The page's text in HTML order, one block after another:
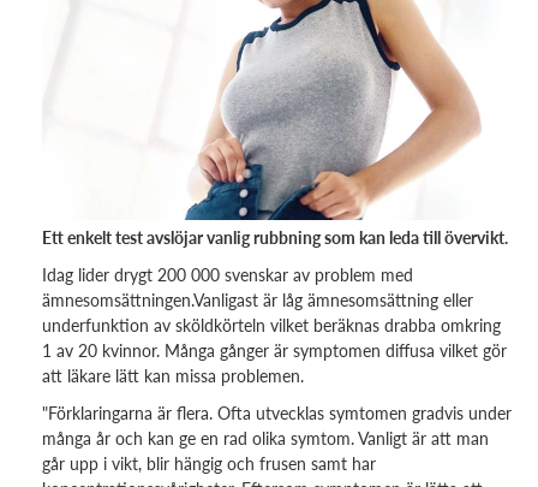
Ett enkelt test avslöjar vanlig rubbning som kan leda till övervikt.
Idag lider drygt 200 000 svenskar av problem med
ämnesomsättningen.Vanligast är låg ämnesomsättning eller
underfunktion av sköldkörteln vilket beräknas drabba omkring
1 av 20 kvinnor. Många gånger är symptomen diffusa vilket gör
att läkare lätt kan missa problemen.
"Förklaringarna är flera. Ofta utvecklas symtomen gradvis under
många år och kan ge en rad olika symtom. Vanligt är att man
går upp i vikt, blir hängig och frusen samt har